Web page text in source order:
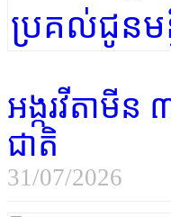
អង្ករវីតាមី
ជាតិ
31/07/2026